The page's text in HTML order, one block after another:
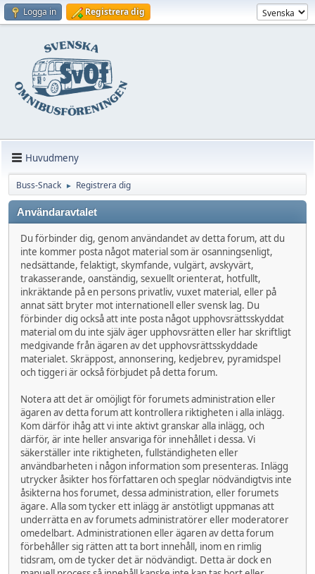
Logga in Registrera dig
Huvudmeny
Buss-Snack ► Registrera dig
Användaravtalet
Du förbinder dig, genom användandet av detta forum, att du
inte kommer posta något material som är osanningsenligt,
nedsättande, felaktigt, skymfande, vulgärt, avskyvärt,
trakasserande, oanständig, sexuellt orienterat, hotfullt,
inkräktande på en persons privatliv, vuxet material, eller på
annat sätt bryter mot internationell eller svensk lag. Du
förbinder dig också att inte posta något upphovsrättsskyddat
material om du inte själv äger upphovsrätten eller har skriftligt
medgivande från ägaren av det upphovsrättsskyddade
materialet. Skräppost, annonsering, kedjebrev, pyramidspel
och tiggeri är också förbjudet på detta forum.
Notera att det är omöjligt för forumets administration eller
ägaren av detta forum att kontrollera riktigheten i alla inlägg.
Kom därför ihåg att vi inte aktivt granskar alla inlägg, och
därför, är inte heller ansvariga för innehållet i dessa. Vi
säkerställer inte riktigheten, fullständigheten eller
användbarheten i någon information som presenteras. Inlägg
utrycker åsikter hos författaren och speglar nödvändigtvis inte
åsikterna hos forumet, dessa administration, eller forumets
ägare. Alla som tycker ett inlägg är anstötligt uppmanas att
underrätta en av forumets administratörer eller moderatorer
omedelbart. Administrationen eller ägaren av detta forum
förbehåller sig rätten att ta bort innehåll, inom en rimlig
tidsram, om de tycker det är nödvändigt. Detta är dock en